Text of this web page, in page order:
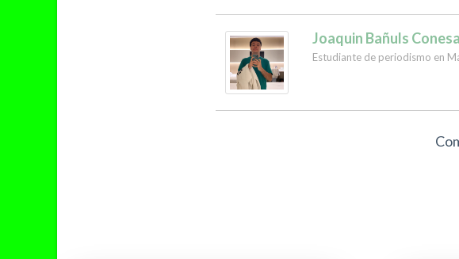
Joaquin Bañuls Conesa
Estudiante de periodismo en